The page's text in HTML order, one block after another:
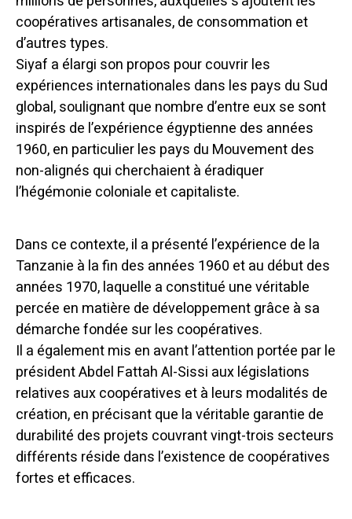
coopératives artisanales, de consommation et
d’autres types.
Siyaf a élargi son propos pour couvrir les
expériences internationales dans les pays du Sud
global, soulignant que nombre d’entre eux se sont
inspirés de l’expérience égyptienne des années
1960, en particulier les pays du Mouvement des
non-alignés qui cherchaient à éradiquer
l’hégémonie coloniale et capitaliste.
Dans ce contexte, il a présenté l’expérience de la
Tanzanie à la fin des années 1960 et au début des
années 1970, laquelle a constitué une véritable
percée en matière de développement grâce à sa
démarche fondée sur les coopératives.
Il a également mis en avant l’attention portée par le
président Abdel Fattah Al-Sissi aux législations
relatives aux coopératives et à leurs modalités de
création, en précisant que la véritable garantie de
durabilité des projets couvrant vingt-trois secteurs
différents réside dans l’existence de coopératives
fortes et efficaces.